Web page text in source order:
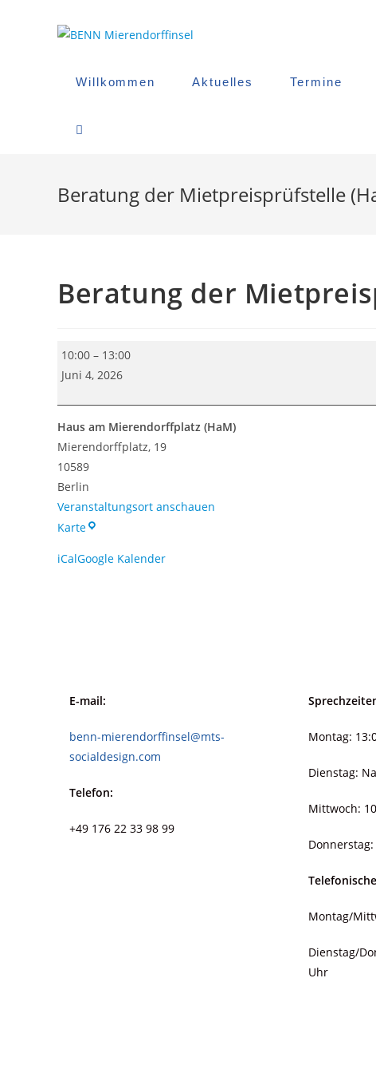
Willkommen Aktuelles Termine
Website-
Beratung der Mietpreisprüfstelle
Beratung der
Beratung
der
(HaM
Angebot)
10:00 – 13:00
Juni 4, 2026
Haus am Mierendorffplatz (HaM)
Mierendorffplatz 19
10589
Berlin
Veranstaltungsort anschauen
KarteHaus
Mierendorffplatz
iCalGoogle Kalender
E-mail:
benn-mierendorffinsel@mts-
socialdesign.com
Telefon:
+49 176 22 33 98 99
Montag:
Dienstag:
Mittwoch:
Montag/
Dienstag/
Uhr